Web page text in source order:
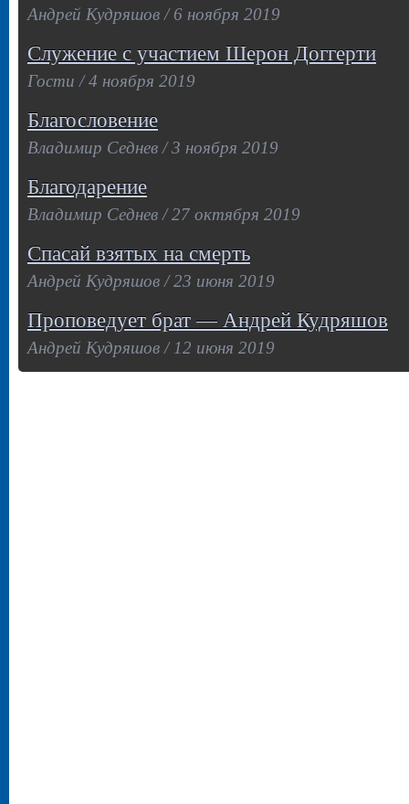
Андрей Кудряшов / 6 ноября 2019
Служение с участием Шерон Доггерти
Гости / 4 ноября 2019
Благословение
Владимир Седнев / 3 ноября 2019
Благодарение
Владимир Седнев / 27 октября 2019
Спасай взятых на смерть
Андрей Кудряшов / 23 июня 2019
Проповедует брат — Андрей Кудряшов
Андрей Кудряшов / 12 июня 2019